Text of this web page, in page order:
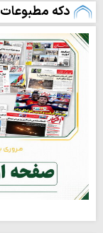
دکه مطبوعات